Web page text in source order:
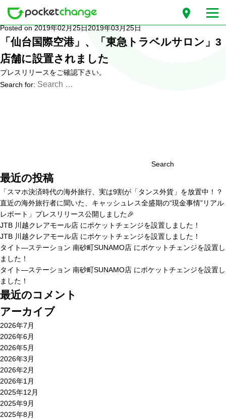
月別: 2019年2月
Posted on 2019年02月25日2019年03月25日
「仙台国際空港」、「東急トラベルサロン」3
店舗に設置されました
プレスリリースをご確認下さい。
Search for:
Search
最近の投稿
「スマホ決済時代の海外旅行、実は9割が「タンス外貨」を放置中！？
直近の海外旅行者に聞いた、キャッシュレス全盛期の“現金事情”リアル
レポート」プレスリリース公開しました🎉
JTB 川越クレアモール店 にポケットチェンジを設置しました！
JTB 川越クレアモール店 にポケットチェンジを設置しました！
タイト―ステーション 南砂町SUNAMO店 にポケットチェンジを設置し
ました！
タイト―ステーション 南砂町SUNAMO店 にポケットチェンジを設置し
ました！
最近のコメント
アーカイブ
2026年7月
2026年6月
2026年5月
2026年3月
2026年2月
2026年1月
2025年12月
2025年9月
2025年8月